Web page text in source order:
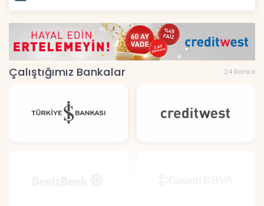
Çalıştığımız Bankalar 24 Banka